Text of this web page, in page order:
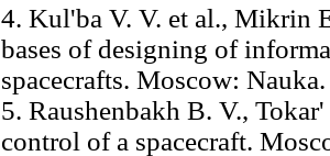
4. Kul'ba V. V. et al., Mikrin
bases of designing of
spacecrafts. Moscow: Nauka.
5. Raushenbakh B. V.,
control of a spacecraft.